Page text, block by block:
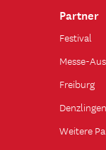
Partner
Festival
Messe-
Freiburg
Denzlingen
Weitere